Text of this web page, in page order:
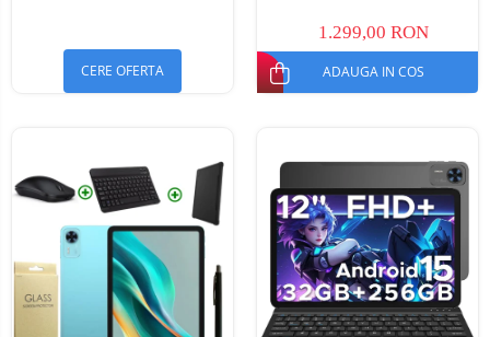
CERE OFERTA
1.299,00 RON
ADAUGA IN COS